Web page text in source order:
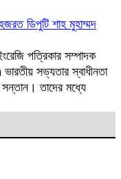
ডিপুটি শাহ মুহাম্মদ
পত্রিকার সম্পাদক
সভ্যতার স্বাধীনতা
সন্তান। তাদের মধ্যে